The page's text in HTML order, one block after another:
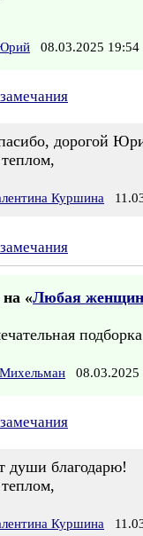
08.03.2025 19:54
дорогой
Куршина
на «Любая
души благодарю!
Куршина